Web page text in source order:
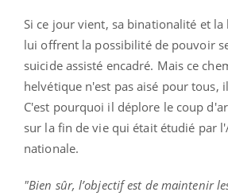
Si ce jour vient, sa binationalité et la
lui offrent la possibilité de pouvoir
suicide assisté encadré. Mais ce
helvétique n'est pas aisé pour tous,
C'est pourquoi il déplore le coup
sur la fin de vie qui était étudié par
nationale.
"Bien sûr, l’objectif est de maintenir